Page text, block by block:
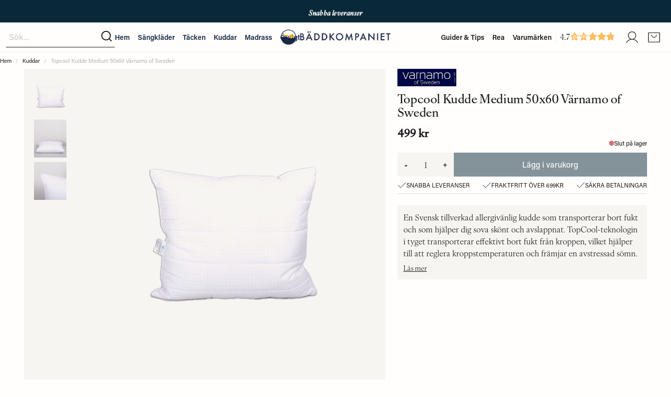
Snabba leveranser
Fri frakt över 699kr
Sök... Hem Sängkläder Täcken Kuddar Madrass Övrigt Guider & Tips Rea Varumärken 4.7
Baserat på1893
Hem Kuddar Topcool Kudde Medium 50x60 Värnamo of Sweden
Topcool Kudde Medium 50x60 Värnamo of
Sweden
499 kr
Slut på lager
- + Lägg i varukorg
SNABBA LEVERANSER FRAKTFRITT ÖVER 699KR SÄKRA BETALNINGAR
En Svensk tillverkad allergivänlig kudde som transporterar bort fukt
och som hjälper dig sova skönt och avslappnat. TopCool-teknologin
i tyget transporterar effektivt bort fukt från kroppen, vilket hjälper
till att reglera kroppstemperaturen och främjar en avstressad sömn.
Läs mer